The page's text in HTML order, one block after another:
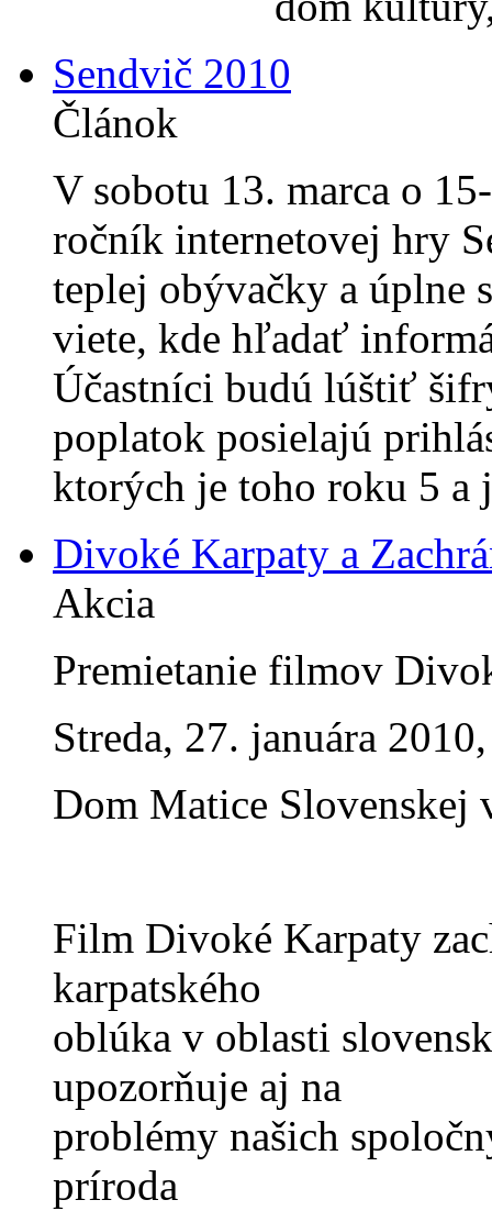
Sendvič 2010
Článok
V sobotu 13. marca o
ročník internetovej hry
teplej obývačky a úplne
viete, kde hľadať
Účastníci budú lúštiť
poplatok posielajú
ktorých je toho roku 5
Divoké Karpaty a
Akcia
Premietanie filmov
Streda, 27. januára
Dom Matice Slovenskej
Film Divoké Karpaty
karpatského
oblúka v oblasti
upozorňuje aj na
problémy našich
príroda